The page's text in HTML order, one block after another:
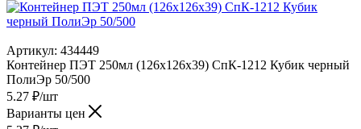
Артикул: 434449
Контейнер ПЭТ 250мл (126х126х39) СпК-1212 Кубик черный
ПолиЭр 50/500
5.27 ₽/шт
Варианты цен